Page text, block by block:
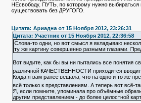
НЕсвободу, ПУТЬ, по которому нужно
существовать без ДРУГОГО.
Цитата: Ариадна от 15 Ноября 2012, 23:26:31
Цитата: Участник от 15 Ноября 2012, 22:36:58
Слова-то одни, но вот смысл я вкладываю
ту же картину совершенно разными глазами.
Вот видите, как бы вы ни пытались все
различной КАЧЕСТВЕННОСТИ приходится
Когда я вам ранее вещала, что на одно и то же
всё только к представлениям. А теперь вот
Я, если помните, упоминала про объёмные
другим представлением - до более целостной